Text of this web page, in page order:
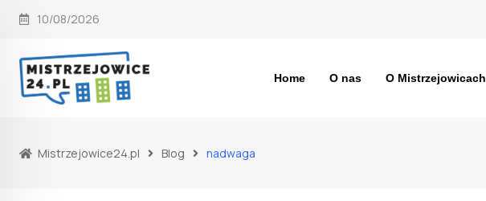
Skip
content
10/08/2026
Home O nas O Mistrzejowicach
Mistrzejowice24.pl Blog nadwaga